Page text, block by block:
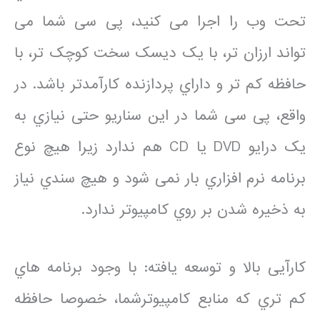
تحت وب را اجرا می کنید، پی سی شما می
تواند ارزان تر، با یک دیسک سخت کوچک تر، با
حافظه کم تر و داراي پردازنده کارآمدتر باشد. در
واقع، پی سی شما در این سناریو حتی نیازي به
یک درایو DVD یا CD هم ندارد زیرا هیچ نوع
برنامه نرم افزاري بار نمی شود و هیچ سندي نیاز
به ذخیره شدن بر روي کامپیوتر ندارد.
کارآیی بالا و توسعه یافته: با وجود برنامه هاي
کم تري که منابع کامپیوترشما، خصوصا حافظه